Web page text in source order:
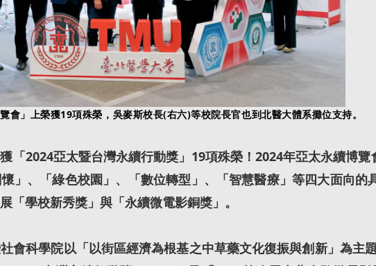
會」上榮獲19項殊榮，吳麥斯校長(右六)等校院長官也到北醫大體系攤位支持。
2024亞太暨台灣永續行動獎」19項殊榮！2024年亞太永續博覽
」、「綠色校園」、「數位轉型」、「智慧醫療」等四大面向
「學校新秀獎」與「永續微電影銅獎」。
科學院以「以街區經濟為根基之中草藥文化復振與創新」為主